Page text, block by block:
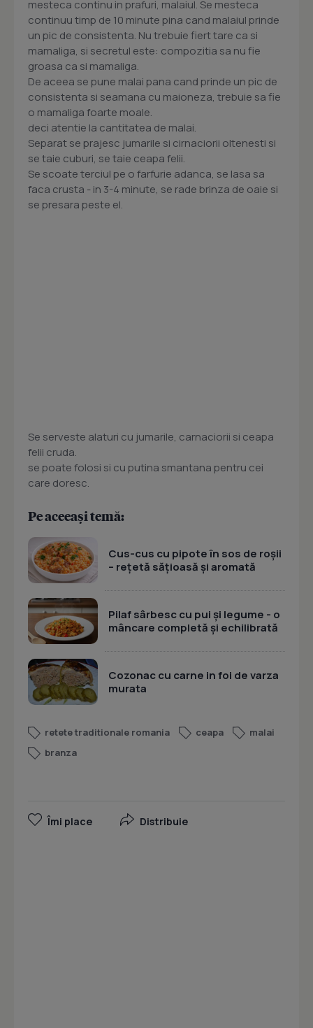
mesteca continu in prafuri, malaiul. Se mesteca
continuu timp de 10 minute pina cand malaiul prinde
un pic de consistenta. Nu trebuie fiert tare ca si
mamaliga, si secretul este: compozitia sa nu fie
groasa ca si mamaliga.
De aceea se pune malai pana cand prinde un pic de
consistenta si seamana cu maioneza, trebuie sa fie
o mamaliga foarte moale.
deci atentie la cantitatea de malai.
Separat se prajesc jumarile si cirnaciorii oltenesti si
se taie cuburi, se taie ceapa felii.
Se scoate terciul pe o farfurie adanca, se lasa sa
faca crusta - in 3-4 minute, se rade brinza de oaie si
se presara peste el.
Se serveste alaturi cu jumarile, carnaciorii si ceapa
felii cruda.
se poate folosi si cu putina smantana pentru cei
care doresc.
Pe aceeași temă:
Cus-cus cu pipote în sos de roșii
– rețetă sățioasă și aromată
Pilaf sârbesc cu pui și legume - o
mâncare completă și echilibrată
Cozonac cu carne in foi de varza
murata
retete traditionale romania ceapa
malai
branza
Îmi place Distribuie